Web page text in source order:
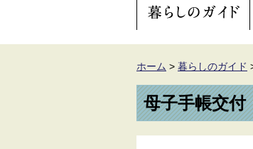
ホーム > 暮らしのガイド
母子手帳交付